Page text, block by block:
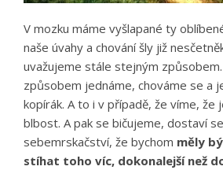
V mozku máme vyšlapané ty
naše úvahy a chování šly již
uvažujeme stále stejným
způsobem jednáme, chováme se a
kopírák. A to i v případě, že víme, že
blbost. A pak se bičujeme, dostaví
sebemrskačství, že bychom měly
stíhat toho víc, dokonalejší než